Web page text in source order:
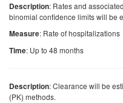
Description: Rates and
binomial confidence limits will be
Measure: Rate of hospitalizations
Time: Up to 48 months
Description: Clearance will be
(PK) methods.